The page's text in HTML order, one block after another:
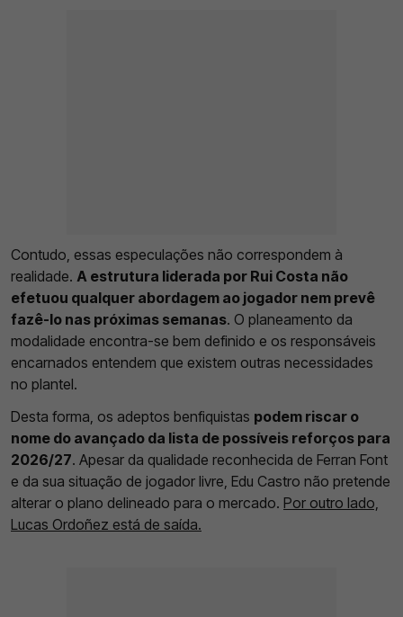
Contudo, essas especulações não correspondem à
realidade. A estrutura liderada por Rui Costa não
efetuou qualquer abordagem ao jogador nem prevê
fazê-lo nas próximas semanas. O planeamento da
modalidade encontra-se bem definido e os responsáveis
encarnados entendem que existem outras necessidades
no plantel.
Desta forma, os adeptos benfiquistas podem riscar o
nome do avançado da lista de possíveis reforços para
2026/27. Apesar da qualidade reconhecida de Ferran Font
e da sua situação de jogador livre, Edu Castro não pretende
alterar o plano delineado para o mercado. Por outro lado,
Lucas Ordoñez está de saída.